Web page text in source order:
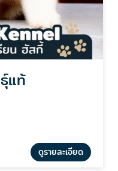
แท้
ดูรายละเอียด